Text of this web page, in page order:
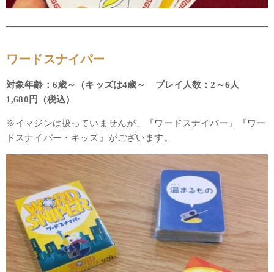
ワードスナイパー
対象年齢：6歳～（キッズは4歳～ プレイ人数：2～6人
1,680円（税込）
※イマジンは扱っていませんが、『ワードスナイパー』『ワー
ドスナイパー・キッズ』がございます。